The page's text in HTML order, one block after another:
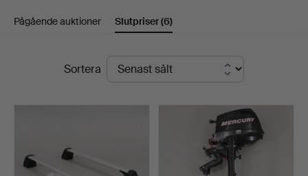
på
Auktionskammare
Pågående auktioner Slutpriser(6)
SlutpriserSortera